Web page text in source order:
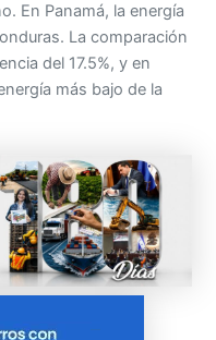
En Panamá, la energía
La comparación
del 17.5%, y en
más bajo de la